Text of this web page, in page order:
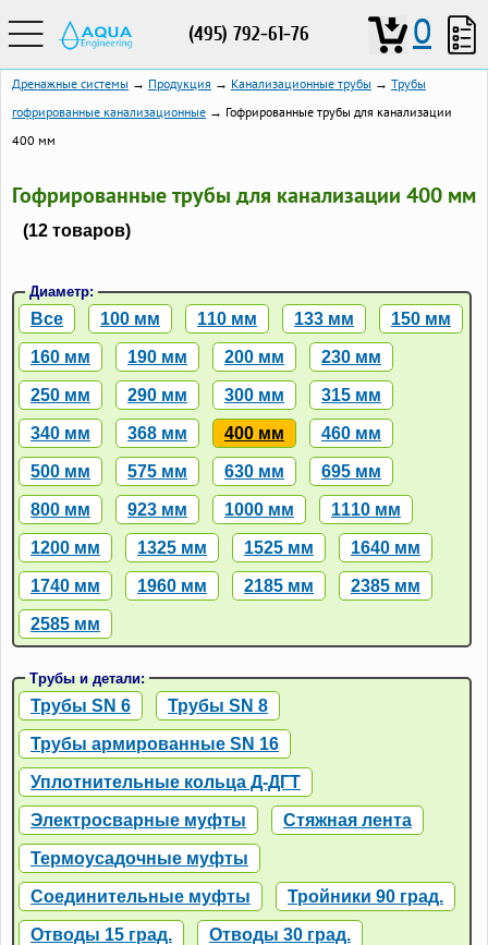
(495) 792-61-76 0
Дренажные системы → Продукция → Канализационные трубы → Трубы
гофрированные канализационные → Гофрированные трубы для канализации
400 мм
Гофрированные трубы для канализации 400 мм
(12 товаров)
Диаметр:
Все 100 мм 110 мм 133 мм 150 мм
160 мм 190 мм 200 мм 230 мм
250 мм 290 мм 300 мм 315 мм
340 мм 368 мм 400 мм 460 мм
500 мм 575 мм 630 мм 695 мм
800 мм 923 мм 1000 мм 1110 мм
1200 мм 1325 мм 1525 мм 1640 мм
1740 мм 1960 мм 2185 мм 2385 мм
2585 мм
Трубы и детали:
Трубы SN 6 Трубы SN 8
Трубы армированные SN 16
Уплотнительные кольца Д-ДГТ
Электросварные муфты Стяжная лента
Термоусадочные муфты
Соединительные муфты Тройники 90 град.
Отводы 15 град. Отводы 30 град.